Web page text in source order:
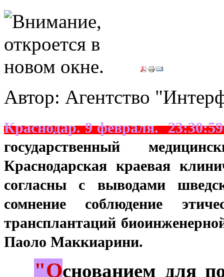
Автор: Агентство
Краснодар. 9 февраля.
государственный
Краснодарская краевая
согласны с выводами
сомнение соблюдение
трансплантаций
Паоло Маккиарини.
"Основанием для